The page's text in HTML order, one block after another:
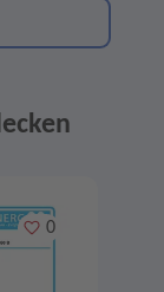
Merken
0